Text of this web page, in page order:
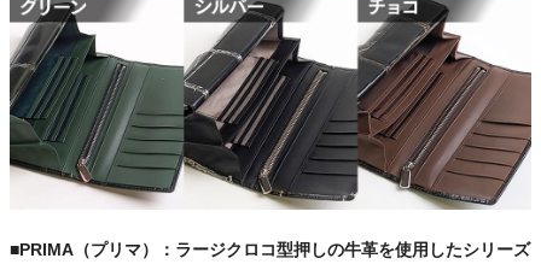
■PRIMA（プリマ）：ラージクロコ型押しの牛革を使用したシリーズ